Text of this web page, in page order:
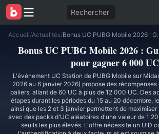
Rechercher
Accueil/Actualités/ Bonus UC PUBG
Bonus UC PUBG Mobile 2026 :
pour gagner 6 000 UC
L'événement UC Station de PUBG Mobile sur
2026 au 6 janvier 2026) propose des
paliers, allant de 60 UC à plus de 12 000 UC. Des
étapes durant les périodes du 15 au 20 décembre,
ainsi que les 2 et 3 janvier permettent de
avec des packs d'UC aléatoires d'une valeur de 1
seuils les plus élevés. L'offre nécessite un UID